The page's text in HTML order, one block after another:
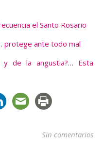
el Santo Rosario
protege ante todo mal
y de la angustia?… Esta
Sin comentarios